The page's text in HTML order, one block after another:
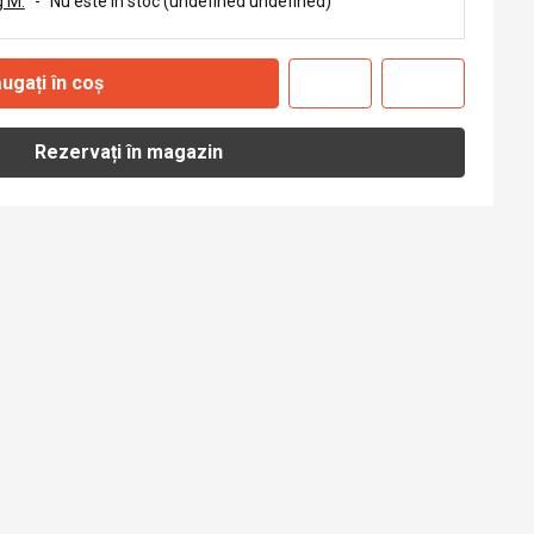
în coș
Rezervați în magazin